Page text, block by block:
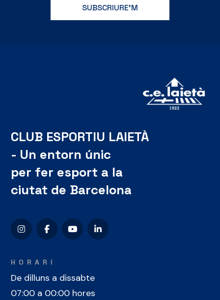
CLUB ESPORTIU LAIETÀ
- Un entorn únic
per fer esport a la
ciutat de Barcelona
HORARI
De dilluns a dissabte
07:00 a 00:00 hores